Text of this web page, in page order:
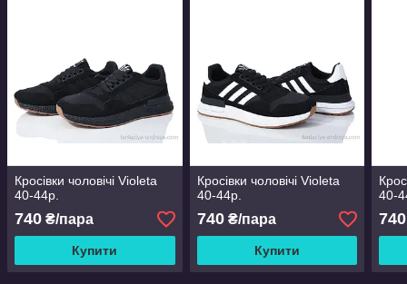
Кросівки чоловічі Violeta
40-44р.
740 ₴/пара
Купити
Кросівки чоловічі Violeta
40-44р.
740₴/пара
Купити
40-
740